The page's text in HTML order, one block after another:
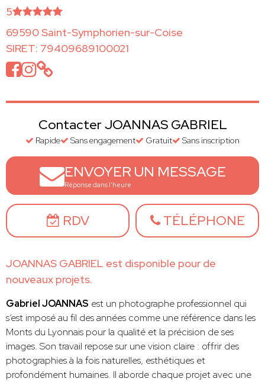
5
69590 Saint-Symphorien-sur-Coise
SIRET: 79409689100021
Contacter JOANNAS GABRIEL
Rapide Sans engagement Gratuit Sans inscription
ENVOYER UN MESSAGE
Réponse dans l'heure
RDV TÉLÉPHONE
JOANNAS GABRIEL est disponible pour de
nouveaux projets.
Gabriel JOANNAS est un photographe professionnel qui
s’est imposé au fil des années comme une référence dans les
Monts du Lyonnais pour la qualité et la précision de ses
images. Son travail repose sur une vision claire : offrir des
photographies à la fois naturelles, esthétiques et
profondément humaines. Il aborde chaque projet avec une